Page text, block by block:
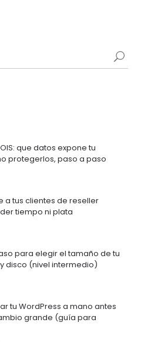
que datos expone tu
protegerlos, paso a paso
a tus clientes de reseller
tiempo ni plata
para elegir el tamaño de tu
y disco (nivel intermedio)
tu WordPress a mano antes
grande (guía para